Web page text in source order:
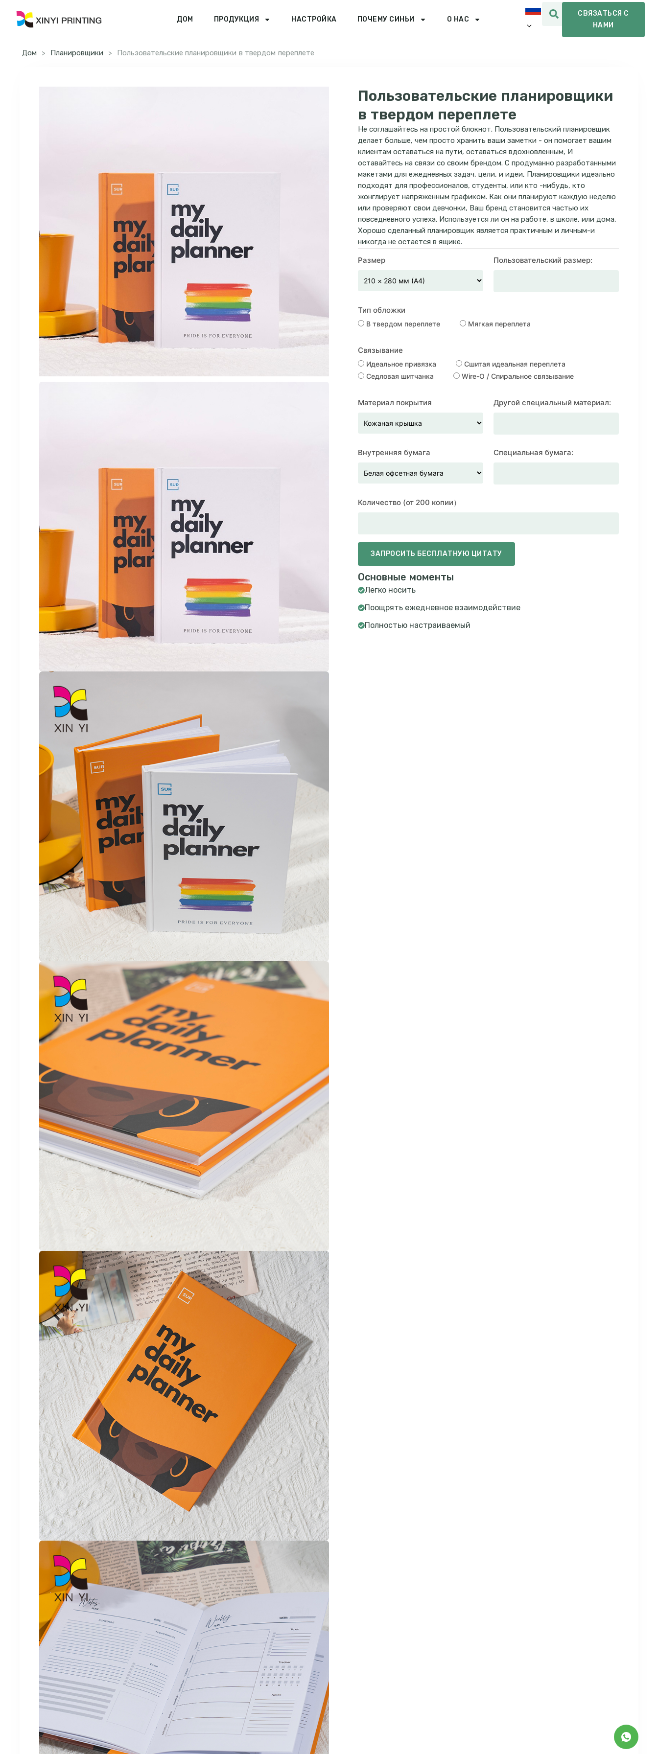
ДОМ ПРОДУКЦИЯ НАСТРОЙКА ПОЧЕМУ СИНЬИ О НАС
СВЯЗАТЬСЯ С
НАМИ
Дом > Планировщики > Пользовательские планировщики в твердом переплете
Пользовательские планировщики
в твердом переплете
Не соглашайтесь на простой блокнот. Пользовательский планировщик
делает больше, чем просто хранить ваши заметки - он помогает вашим
клиентам оставаться на пути, оставаться вдохновленным, И
оставайтесь на связи со своим брендом. С продуманно разработанными
макетами для ежедневных задач, цели, и идеи, Планировщики идеально
подходят для профессионалов, студенты, или кто -нибудь, кто
жонглирует напряженным графиком. Как они планируют каждую неделю
или проверяют свои девчонки, Ваш бренд становится частью их
повседневного успеха. Используется ли он на работе, в школе, или дома,
Хорошо сделанный планировщик является практичным и личным-и
никогда не остается в ящике.
Размер Пользовательский размер:
Тип обложки
В твердом переплете Мягкая переплета
Связывание
Идеальное привязка
Сшитая идеальная переплета
Седловая шитчанка
Wire-O / Спиральное связывание
Материал покрытия Другой специальный материал:
Внутренняя бумага Специальная бумага:
Количество (от 200 копии）
ЗАПРОСИТЬ БЕСПЛАТНУЮ ЦИТАТУ
Основные моменты
Легко носить
Поощрять ежедневное взаимодействие
Полностью настраиваемый